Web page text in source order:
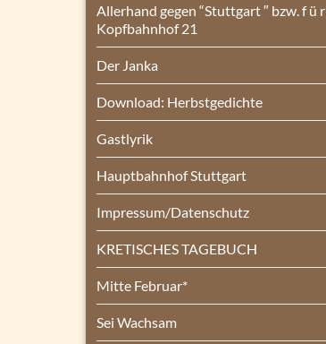
Allerhand gegen “Stuttgart ″ bzw. f ü r
Kopfbahnhof 21
Der Janka
Download: Herbstgedichte
Gastlyrik
Hauptbahnhof Stuttgart
Impressum/Datenschutz
KRETISCHES TAGEBUCH
Mitte Februar*
Sei Wachsam